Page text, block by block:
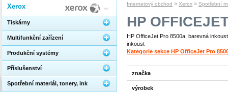
Internetový obchod » Xerox » Spotřební
HP
HP OfficeJet Pro 8500a, barevná
inkoust
Kategorie sekce HP OfficeJet Pro
značka
výrobek
Xerox
Tiskárny
Multifunkční zařízení
Produkční systémy
Příslušenství
Spotřební materiál, tonery, ink